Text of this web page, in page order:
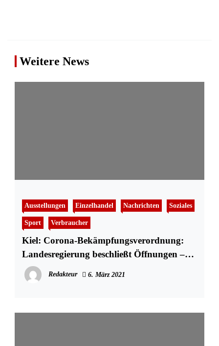
Weitere News
Ausstellungen Einzelhandel Nachrichten Soziales
Sport Verbraucher
Kiel: Corona-Bekämpfungsverordnung:
Landesregierung beschließt Öffnungen –
Alle Lockerungen
Redakteur 6. März 2021